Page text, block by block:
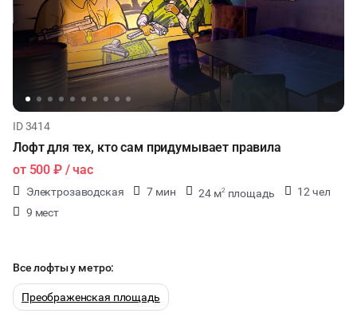
ID 3414
Лофт для тех, кто сам придумывает правила
от 500 ₽/ час
Электрозаводская 7 мин 24 м2 площадь
12 чел
9 мест
Все лофты у метро:
Преображенская площадь